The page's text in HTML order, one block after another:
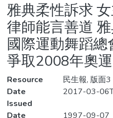
Statistics
雅典柔性訴求
律師能言善道
國際運動舞蹈
爭取2008年奧
Resource
民生報, 版面3
Date
Issued
2017-03-
Date
1997-09-07